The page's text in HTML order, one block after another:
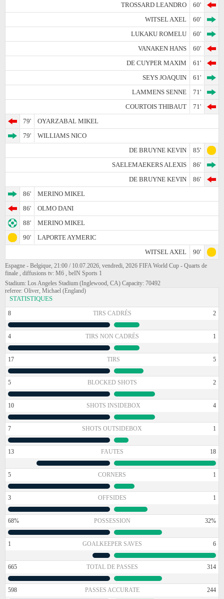
TROSSARD LEANDRO
60'
WITSEL AXEL
60'
LUKAKU ROMELU
60'
VANAKEN HANS
60'
DE CUYPER MAXIM
61'
SEYS JOAQUIN
61'
LAMMENS SENNE
71'
COURTOIS THIBAUT
71'
79'
OYARZABAL MIKEL
79'
WILLIAMS NICO
DE BRUYNE KEVIN
85'
SAELEMAEKERS ALEXIS
86'
DE BRUYNE KEVIN
86'
86'
MERINO MIKEL
86'
OLMO DANI
88'
MERINO MIKEL
90'
LAPORTE AYMERIC
WITSEL AXEL
90'
Espagne - Belgique, 21:00 / 10.07.2026, vendredi, 2026 FIFA World Cup - Quarts de
finale , diffusions tv: M6 , beIN Sports 1
Stadium: Los Angeles Stadium (Inglewood, CA) Capacity: 70492
referee: Oliver, Michael (England)
STATISTIQUES
8 TIRS CADRÉS 2
4 TIRS NON CADRÉS 1
17 TIRS 5
5 BLOCKED SHOTS 2
10 SHOTS INSIDEBOX 4
7 SHOTS OUTSIDEBOX 1
13 FAUTES 18
5 CORNERS 1
3 OFFSIDES 1
68% POSSESSION 32%
1 GOALKEEPER SAVES 6
665 TOTAL DE PASSES 314
598 PASSES ACCURATE 244